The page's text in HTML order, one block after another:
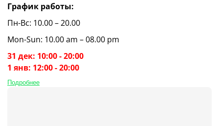
График работы:
Пн-Вс: 10.00 – 20.00
Mon-Sun: 10.00 am – 08.00 pm
31 дек: 10:00 - 20:00
1 янв: 12:00 - 20:00
Подробнее